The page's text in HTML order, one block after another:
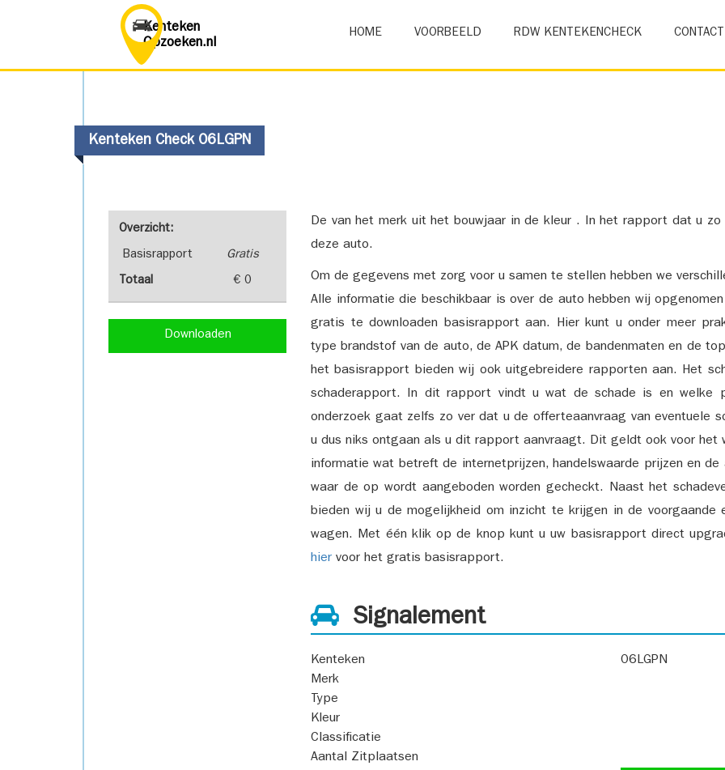
Kenteken
Opzoeken.nl
HOME VOORBEELD RDW KENTEKENCHECK CONTACT
Kenteken Check 06LGPN
Overzicht:
Basisrapport Gratis
Totaal € 0
Downloaden
De van het merk uit het bouwjaar in de kleur . In het rapport dat u
deze auto.
Om de gegevens met zorg voor u samen te stellen hebben we
Alle informatie die beschikbaar is over de auto hebben wij
gratis te downloaden basisrapport aan. Hier kunt u onder meer
type brandstof van de auto, de APK datum, de bandenmaten en de
het basisrapport bieden wij ook uitgebreidere rapporten aan. Het
schaderapport. In dit rapport vindt u wat de schade is en welke
onderzoek gaat zelfs zo ver dat u de offerteaanvraag van eventuele
u dus niks ontgaan als u dit rapport aanvraagt. Dit geldt ook voor
informatie wat betreft de internetprijzen, handelswaarde prijzen en
waar de op wordt aangeboden worden gecheckt. Naast het
bieden wij u de mogelijkheid om inzicht te krijgen in de voorgaande
wagen. Met één klik op de knop kunt u uw basisrapport direct
hier voor het gratis basisrapport.
Signalement
Kenteken
06LGPN
Merk
Type
Kleur
Classificatie
Aantal Zitplaatsen